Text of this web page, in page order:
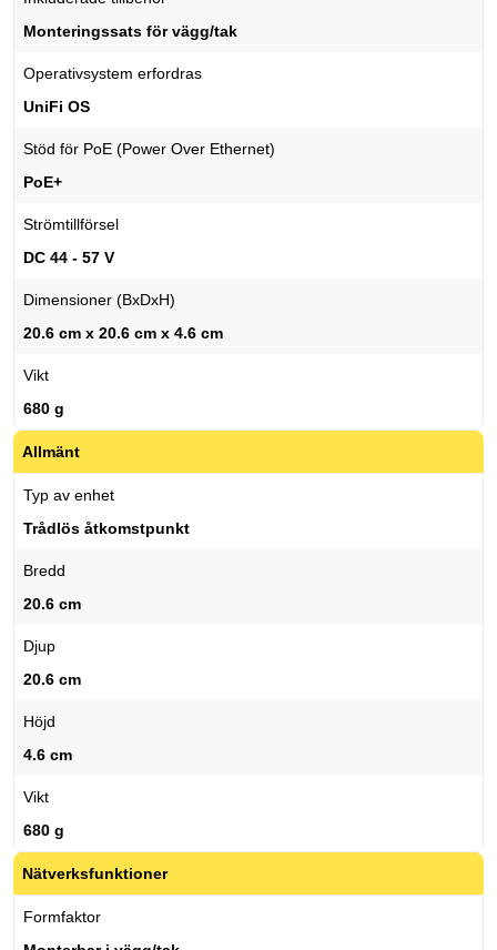
Monteringssats för vägg/tak
Operativsystem erfordras
UniFi OS
Stöd för PoE (Power Over Ethernet)
PoE+
Strömtillförsel
DC 44 - 57 V
Dimensioner (BxDxH)
20.6 cm x 20.6 cm x 4.6 cm
Vikt
680 g
Allmänt
Typ av enhet
Trådlös åtkomstpunkt
Bredd
20.6 cm
Djup
20.6 cm
Höjd
4.6 cm
Vikt
680 g
Nätverksfunktioner
Formfaktor